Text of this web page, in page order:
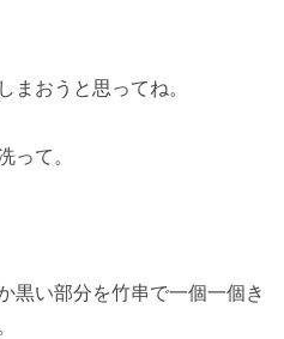
まおうと思ってね。
って。
黒い部分を竹串で一個一個き